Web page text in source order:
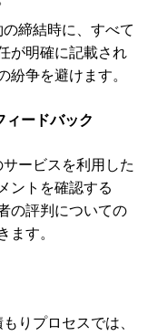
締結時に、すべて
が明確に記載され
紛争を避けます。
ィードバック
ービスを利用した
ントを確認する
の評判についての
ます。
りプロセスでは、